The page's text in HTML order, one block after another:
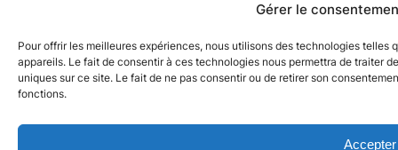
Gérer le
Pour offrir les meilleures expériences, nous utilisons des technologies
appareils. Le fait de consentir à ces technologies nous permettra de traiter
uniques sur ce site. Le fait de ne pas consentir ou de retirer son
fonctions.
Accepter